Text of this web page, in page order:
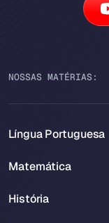
NOSSAS MATÉRIAS:
Língua Portuguesa
Matemática
História